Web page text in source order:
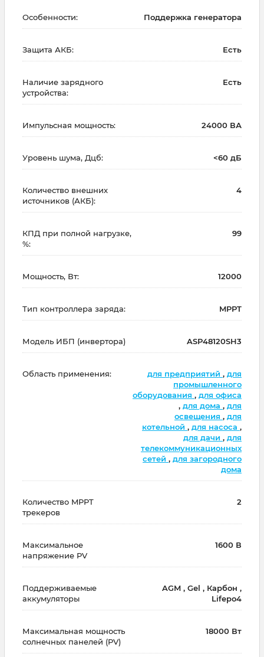
Особенности: Поддержка генератора
Защита АКБ: Есть
Наличие зарядного
устройства:
Есть
Импульсная мощность: 24000 ВА
Уровень шума, Дцб: <60 дБ
Количество внешних
источников (АКБ):
4
КПД при полной нагрузке,
%:
99
Мощность, Вт: 12000
Тип контроллера заряда: MPPT
Модель ИБП (инвертора) ASP48120SH3
Область применения: для предприятий , для
промышленного
оборудования , для офиса
, для дома , для
освещения , для
котельной , для насоса ,
для дачи , для
телекоммуникационных
сетей , для загородного
дома
Количество MPPT
трекеров
2
Максимальное
напряжение PV
1600 В
Поддерживаемые
аккумуляторы
AGM , Gel , Карбон ,
Lifepo4
Максимальная мощность
солнечных панелей (PV)
18000 Вт